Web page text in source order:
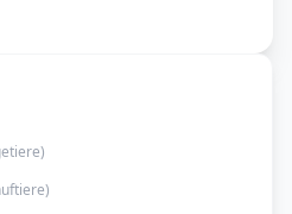
)
)